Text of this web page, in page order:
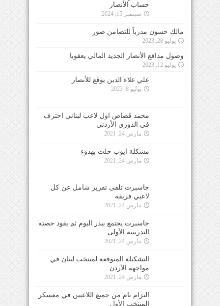
حساب الأنصار
سبتمبر 15, 2024
مالك حسون مدرباً للتضامن صور
يوليو 28, 2023
وصول مدافع الأنصار الجديد المالي يعقوبا
يوليو 12, 2023
علي علاء الدين يوقع للأنصار
يوليو 8, 2023
محمد قصاص اول لاعب لبناني احترف
في الدوري الأردني
مارس 24, 2021
مشكلة ايوب حلت بهدوء
مارس 24, 2021
جاسبرت تلقى تقرير شامل عن كل
لاعبي فريقه
مارس 24, 2021
جاسبرت يجتمع ببدر اليوم ثم يقود حصته
التدريبية الأولى
مارس 24, 2021
التشكيلة المتوقعة لمنتخب لبنان في
مواجهة الأردن
مارس 24, 2021
التزام تام من جميع اللاعبين في معسكر
المنتخب الأول